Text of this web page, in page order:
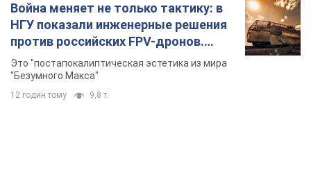
Война меняет не только тактику: в
НГУ показали инженерные решения
против российских FPV-дронов.
Фото
Это "постапокалиптическая эстетика из мира
"Безумного Макса"
12 годин тому 9,8 т.